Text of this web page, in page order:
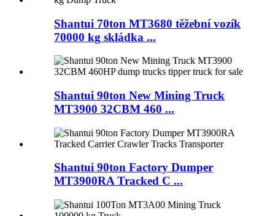
Shantui 70ton MT3680 těžební vozík
70000 kg skládka ...
Shantui 90ton New Mining Truck
MT3900 32CBM 460 ...
Shantui 90ton Factory Dumper
MT3900RA Tracked C ...